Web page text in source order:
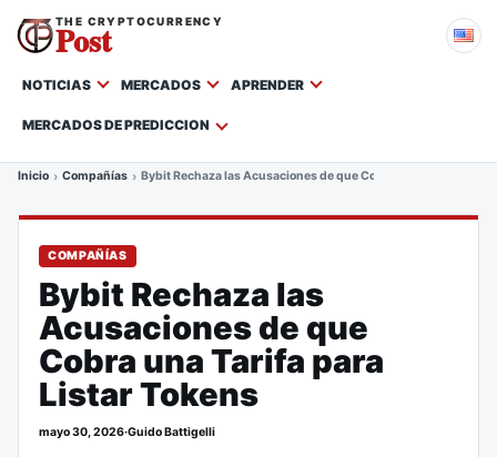
THE CRYPTOCURRENCY
Post
NOTICIAS MERCADOS APRENDER
MERCADOS DE PREDICCION
Inicio Compañías Bybit Rechaza las Acusaciones de que Cobra una Tarifa para
COMPAÑÍAS
Bybit Rechaza las
Acusaciones de que
Cobra una Tarifa para
Listar Tokens
mayo 30, 2026·Guido Battigelli